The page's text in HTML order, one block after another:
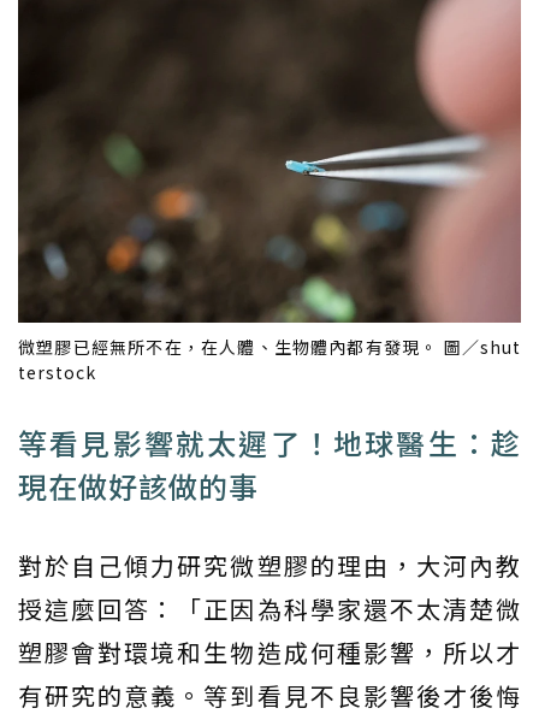
微塑膠已經無所不在，在人體、生物體內都有發現。 圖／shut
terstock
等看見影響就太遲了！地球醫生：趁
現在做好該做的事
對於自己傾力研究微塑膠的理由，大河內教
授這麼回答：「正因為科學家還不太清楚微
塑膠會對環境和生物造成何種影響，所以才
有研究的意義。等到看見不良影響後才後悔